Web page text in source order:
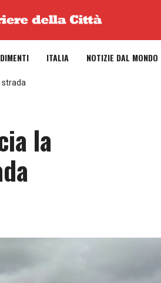
ITALIA NOTIZIE DAL MONDO
strada
la